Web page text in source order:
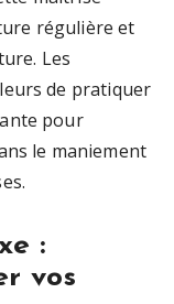
régulière et
Les
de pratiquer
pour
le maniement
:
vos